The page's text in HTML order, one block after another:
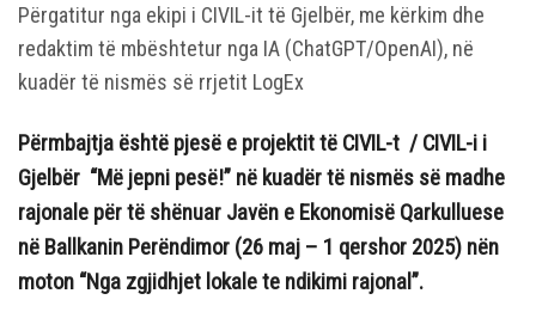
Përgatitur nga ekipi i CIVIL-it të Gjelbër, me kërkim dhe
redaktim të mbështetur nga IA (ChatGPT/OpenAI), në
kuadër të nismës së rrjetit LogEx
Përmbajtja është pjesë e projektit të CIVIL-t / CIVIL-i i
Gjelbër “Më jepni pesë!” në kuadër të nismës së madhe
rajonale për të shënuar Javën e Ekonomisë Qarkulluese
në Ballkanin Perëndimor (26 maj – 1 qershor 2025) nën
moton “Nga zgjidhjet lokale te ndikimi rajonal”.